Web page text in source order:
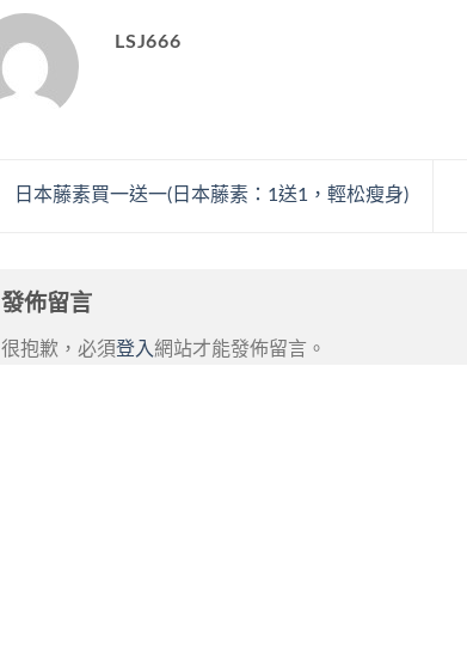
LSJ666
日本藤素買一送一(日本藤素：1送1，輕松瘦身)
發佈留言
很抱歉，必須登入網站才能發佈留言。